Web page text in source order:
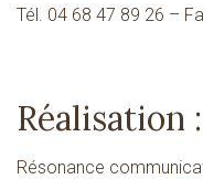
Tél. 04 68 47 89 26 –
Réalisation :
Résonance